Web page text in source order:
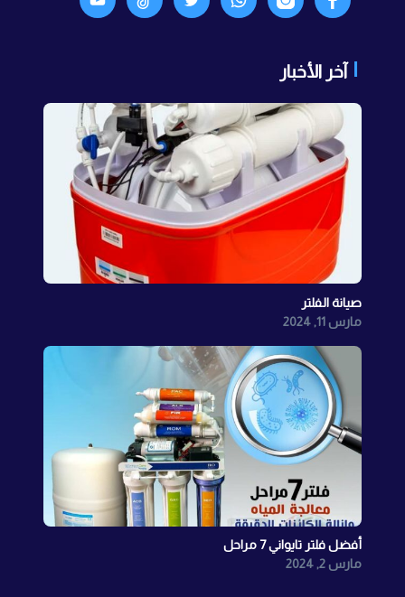
آخر الأخبار
صيانة الفلتر
مارس 11, 2024
أفضل فلتر تايواني 7 مراحل
مارس 2, 2024